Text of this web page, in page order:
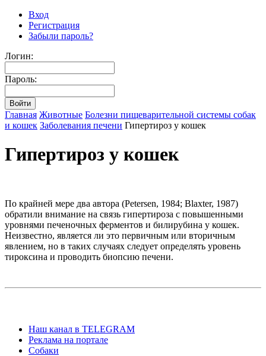
Вход
Регистрация
Забыли пароль?
Логин:
Пароль:
Главная Животные Болезни пищеварительной системы собак
и кошек Заболевания печени Гипертироз у кошек
Гипертироз у кошек
По крайней мере два автора (Petersen, 1984; Blaxter, 1987)
обратили внимание на связь гипертироза с повышенными
уровнями печеночных ферментов и билирубина у кошек.
Неизвестно, является ли это первичным или вторичным
явлением, но в таких случаях следует определять уровень
тироксина и проводить биопсию печени.
Наш канал в TELEGRAM
Реклама на портале
Собаки